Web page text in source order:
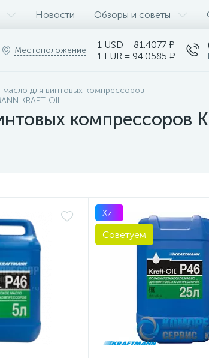
Новости Обзоры и советы
Местоположение
1 USD = 81.4077 ₽
1 EUR = 94.0585 ₽
для винтовых компрессоров
KRAFT-OIL
компрессоров
Хит
Советуем